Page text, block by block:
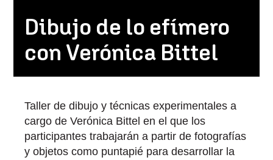
Dibujo de lo efímero
con Verónica Bittel
Taller de dibujo y técnicas experimentales a
cargo de Verónica Bittel en el que los
participantes trabajarán a partir de fotografías
y objetos como puntapié para desarrollar la